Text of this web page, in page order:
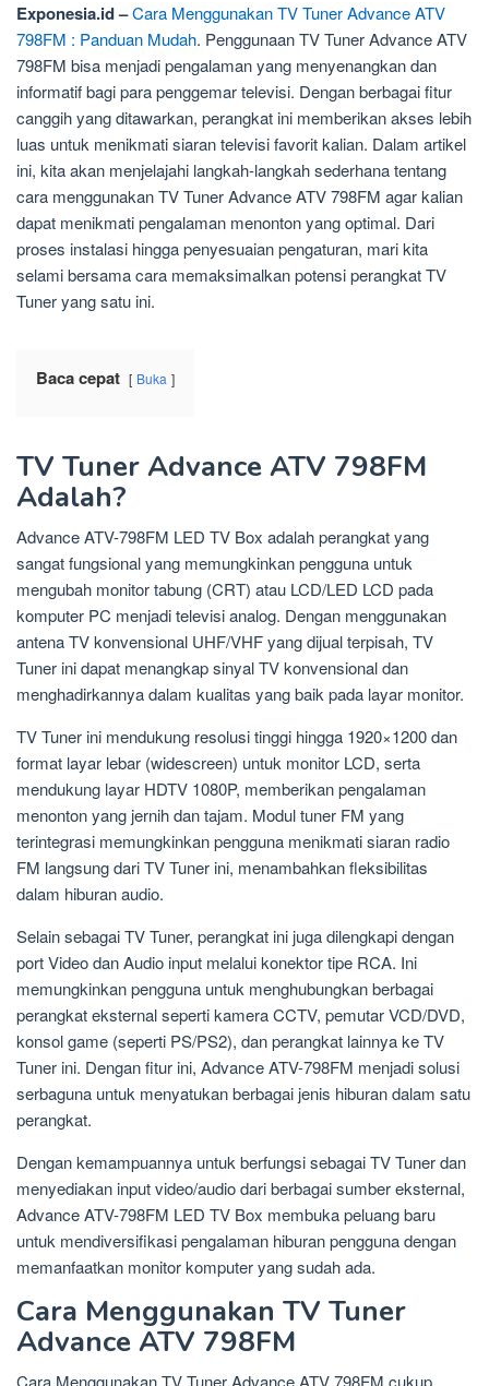
Exponesia.id –Cara Menggunakan TV Tuner Advance ATV
798FM : Panduan Mudah. Penggunaan TV Tuner Advance ATV
798FM bisa menjadi pengalaman yang menyenangkan dan
informatif bagi para penggemar televisi. Dengan berbagai fitur
canggih yang ditawarkan, perangkat ini memberikan akses lebih
luas untuk menikmati siaran televisi favorit kalian. Dalam artikel
ini, kita akan menjelajahi langkah-langkah sederhana tentang
cara menggunakan TV Tuner Advance ATV 798FM agar kalian
dapat menikmati pengalaman menonton yang optimal. Dari
proses instalasi hingga penyesuaian pengaturan, mari kita
selami bersama cara memaksimalkan potensi perangkat TV
Tuner yang satu ini.
Baca cepat Buka
TV Tuner Advance ATV 798FM
Adalah?
Advance ATV-798FM LED TV Box adalah perangkat yang
sangat fungsional yang memungkinkan pengguna untuk
mengubah monitor tabung (CRT) atau LCD/LED LCD pada
komputer PC menjadi televisi analog. Dengan menggunakan
antena TV konvensional UHF/VHF yang dijual terpisah, TV
Tuner ini dapat menangkap sinyal TV konvensional dan
menghadirkannya dalam kualitas yang baik pada layar monitor.
TV Tuner ini mendukung resolusi tinggi hingga 1920×1200 dan
format layar lebar (widescreen) untuk monitor LCD, serta
mendukung layar HDTV 1080P, memberikan pengalaman
menonton yang jernih dan tajam. Modul tuner FM yang
terintegrasi memungkinkan pengguna menikmati siaran radio
FM langsung dari TV Tuner ini, menambahkan fleksibilitas
dalam hiburan audio.
Selain sebagai TV Tuner, perangkat ini juga dilengkapi dengan
port Video dan Audio input melalui konektor tipe RCA. Ini
memungkinkan pengguna untuk menghubungkan berbagai
perangkat eksternal seperti kamera CCTV, pemutar VCD/DVD,
konsol game (seperti PS/PS2), dan perangkat lainnya ke TV
Tuner ini. Dengan fitur ini, Advance ATV-798FM menjadi solusi
serbaguna untuk menyatukan berbagai jenis hiburan dalam satu
perangkat.
Dengan kemampuannya untuk berfungsi sebagai TV Tuner dan
menyediakan input video/audio dari berbagai sumber eksternal,
Advance ATV-798FM LED TV Box membuka peluang baru
untuk mendiversifikasi pengalaman hiburan pengguna dengan
memanfaatkan monitor komputer yang sudah ada.
Cara Menggunakan TV Tuner
Advance ATV 798FM
Cara Menggunakan TV Tuner Advance ATV 798FM cukup